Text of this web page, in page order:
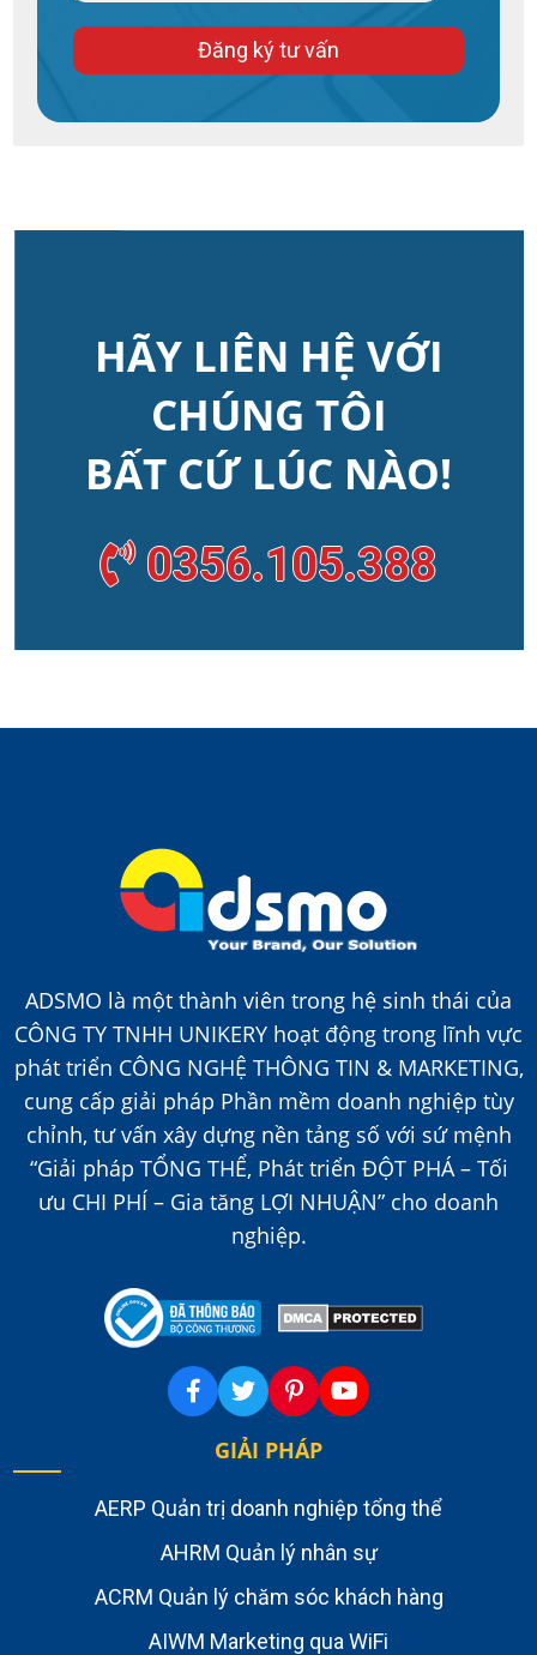
Đăng ký tư vấn
HÃY LIÊN HỆ VỚI
CHÚNG TÔI
BẤT CỨ LÚC NÀO!
0356.105.388
ADSMO là một thành viên trong hệ sinh thái của
CÔNG TY TNHH UNIKERY hoạt động trong lĩnh vực
phát triển CÔNG NGHỆ THÔNG TIN & MARKETING,
cung cấp giải pháp Phần mềm doanh nghiệp tùy
chỉnh, tư vấn xây dựng nền tảng số với sứ mệnh
“Giải pháp TỔNG THỂ, Phát triển ĐỘT PHÁ – Tối
ưu CHI PHÍ – Gia tăng LỢI NHUẬN” cho doanh
nghiệp.
GIẢI PHÁP
AERP Quản trị doanh nghiệp tổng thể
AHRM Quản lý nhân sự
ACRM Quản lý chăm sóc khách hàng
AIWM Marketing qua WiFi